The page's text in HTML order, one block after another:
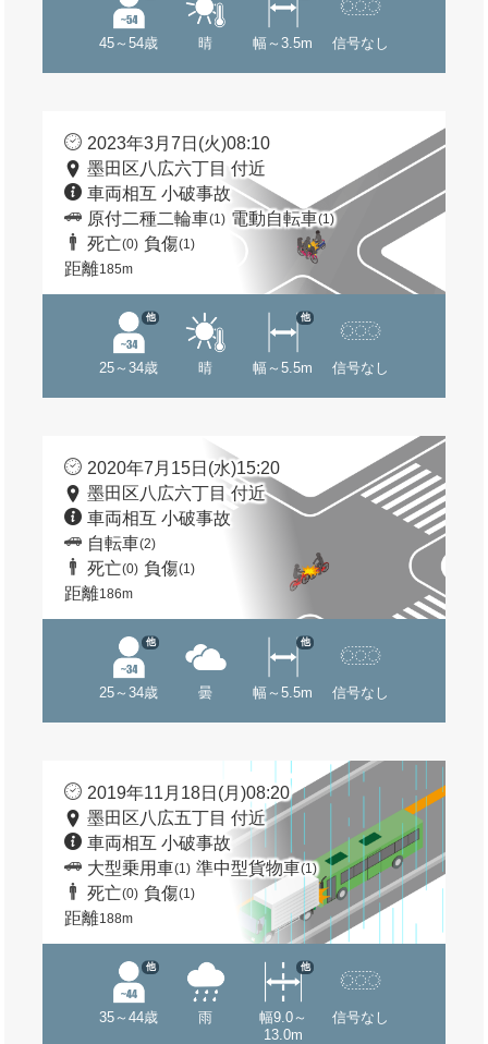
45～54歳 晴 幅～3.5m 信号なし
2023年3月7日(火)08:10
墨田区八広六丁目 付近
車両相互 小破事故
原付二種二輪車(1) 電動自転車(1)
死亡(0) 負傷(1)
距離185m
25～34歳
他
晴 幅～5.5m
他
信号なし
2020年7月15日(水)15:20
墨田区八広六丁目 付近
車両相互 小破事故
自転車(2)
死亡(0) 負傷(1)
距離186m
25～34歳
他
曇 幅～5.5m
他
信号なし
2019年11月18日(月)08:20
墨田区八広五丁目 付近
車両相互 小破事故
大型乗用車(1) 準中型貨物車(1)
死亡(0) 負傷(1)
距離188m
35～44歳
他
雨
幅9.0～
13.0m
他
信号なし